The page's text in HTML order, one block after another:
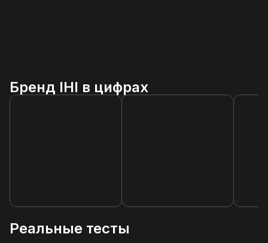
Бренд IHI в цифрах
Реальные тесты